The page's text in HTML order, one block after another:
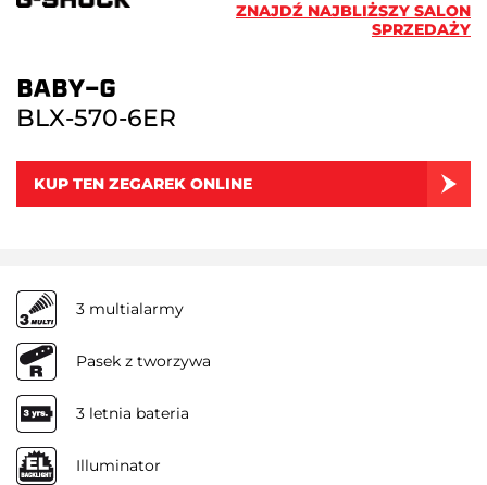
ZNAJDŹ NAJBLIŻSZY SALON
SPRZEDAŻY
BABY-G
BLX-570-6ER
KUP TEN ZEGAREK ONLINE
3 multialarmy
Pasek z tworzywa
3 letnia bateria
Illuminator